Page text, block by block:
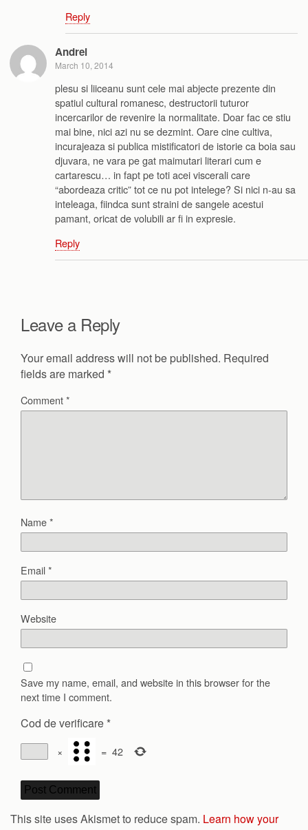
Reply
Andrei
March 10, 2014
plesu si liiceanu sunt cele mai abjecte prezente din
spatiul cultural romanesc, destructorii tuturor
incercarilor de revenire la normalitate. Doar fac ce stiu
mai bine, nici azi nu se dezmint. Oare cine cultiva,
incurajeaza si publica mistificatori de istorie ca boia sau
djuvara, ne vara pe gat maimutari literari cum e
cartarescu… in fapt pe toti acei viscerali care
“abordeaza critic” tot ce nu pot intelege? Si nici n-au sa
inteleaga, fiindca sunt straini de sangele acestui
pamant, oricat de volubili ar fi in expresie.
Reply
Leave a Reply
Your email address will not be published. Required
fields are marked *
Comment*
Name*
Email*
Website
Save my name, email, and website in this browser for the
next time I comment.
Cod de verificare *
× = 42
This site uses Akismet to reduce spam. Learn how your